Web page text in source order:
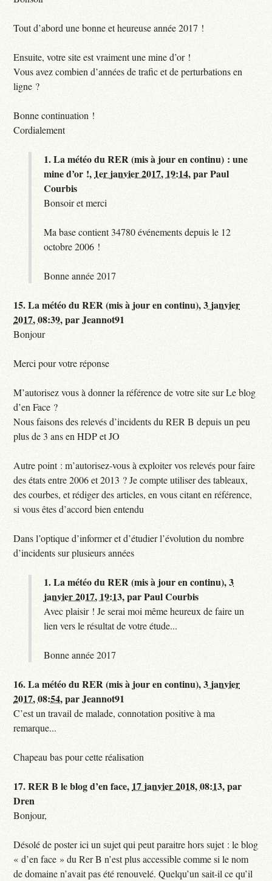
Tout d’abord une bonne et heureuse année 2017 !
Ensuite, votre site est vraiment une mine d’or !
Vous avez combien d’années de trafic et de perturbations en
ligne ?
Bonne continuation !
Cordialement
1.La météo du RER (mis à jour en continu) : une
mine d’or !, 1er janvier 2017, 19:14,parPaul
Courbis
Bonsoir et merci
Ma base contient 34780 événements depuis le 12
octobre 2006 !
Bonne année 2017
15.La météo du RER (mis à jour en continu),3 janvier
2017, 08:39,parJeannot91
Bonjour
Merci pour votre réponse
M’autorisez vous à donner la référence de votre site sur Le blog
d’en Face ?
Nous faisons des relevés d’incidents du RER B depuis un peu
plus de 3 ans en HDP et JO
Autre point : m’autorisez-vous à exploiter vos relevés pour faire
des états entre 2006 et 2013 ? Je compte utiliser des tableaux,
des courbes, et rédiger des articles, en vous citant en référence,
si vous êtes d’accord bien entendu
Dans l’optique d’informer et d’étudier l’évolution du nombre
d’incidents sur plusieurs années
1.La météo du RER (mis à jour en continu),3
janvier 2017, 19:13,parPaul Courbis
Avec plaisir ! Je serai moi même heureux de faire un
lien vers le résultat de votre étude...
Bonne année 2017
16.La météo du RER (mis à jour en continu),3 janvier
2017, 08:54,parJeannot91
C’est un travail de malade, connotation positive à ma
remarque...
Chapeau bas pour cette réalisation
17.RER B le blog d’en face, 17 janvier 2018, 08:13,par
Dren
Bonjour,
Désolé de poster ici un sujet qui peut paraitre hors sujet : le blog
« d’en face » du Rer B n’est plus accessible comme si le nom
de domaine n’avait pas été renouvelé. Quelqu’un sait-il ce qu’il